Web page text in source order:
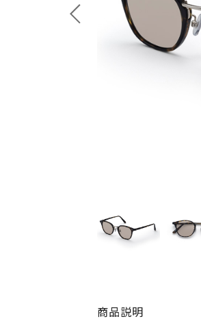
商品説明